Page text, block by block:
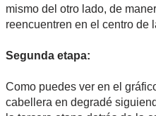
mismo del otro lado, de
reencuentren en el centro de
Segunda etapa:
Como puedes ver en el
cabellera en degradé